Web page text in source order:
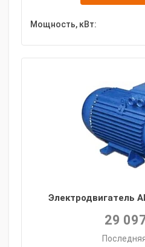
Мощность, кВт:
Электродвигатель
29